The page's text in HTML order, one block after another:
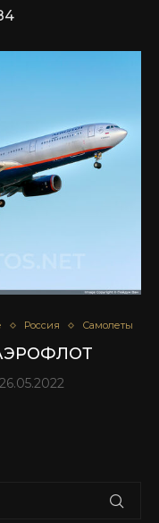
Россия Самолеты
АЭРОФЛОТ
26.05.2022